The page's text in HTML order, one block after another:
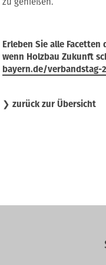
Erleben Sie alle Facetten
wenn Holzbau Zukunft
bayern.de/verbandstag-
❯ zurück zur Übersicht